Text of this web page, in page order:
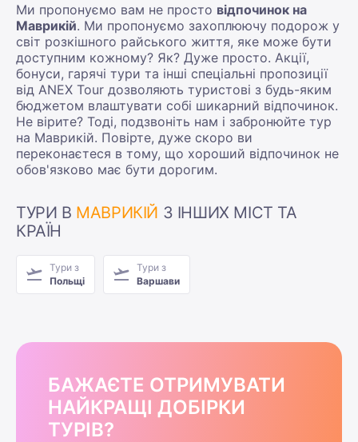
Ми пропонуємо вам не просто відпочинок на
Маврикій. Ми пропонуємо захоплюючу подорож у
світ розкішного райського життя, яке може бути
доступним кожному? Як? Дуже просто. Акції,
бонуси, гарячі тури та інші спеціальні пропозиції
від ANEX Tour дозволяють туристові з будь-яким
бюджетом влаштувати собі шикарний відпочинок.
Не вірите? Тоді, подзвоніть нам і забронюйте тур
на Маврикій. Повірте, дуже скоро ви
переконаєтеся в тому, що хороший відпочинок не
обов'язково має бути дорогим.
ТУРИ В МАВРИКІЙ З ІНШИХ МІСТ ТА
КРАЇН
Тури з
Польщі
Тури з
Варшави
БАЖАЄТЕ ОТРИМУВАТИ
НАЙКРАЩІ ДОБІРКИ
ТУРІВ?